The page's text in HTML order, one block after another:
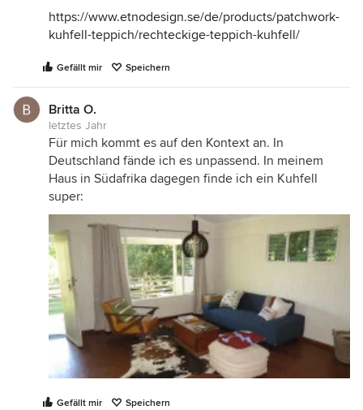
https://www.etnodesign.se/de/products/patchwork-
kuhfell-teppich/rechteckige-teppich-kuhfell/
Gefällt mir Speichern
Britta O.
letztes Jahr
Für mich kommt es auf den Kontext an. In
Deutschland fände ich es unpassend. In meinem
Haus in Südafrika dagegen finde ich ein Kuhfell
super:
Gefällt mir Speichern